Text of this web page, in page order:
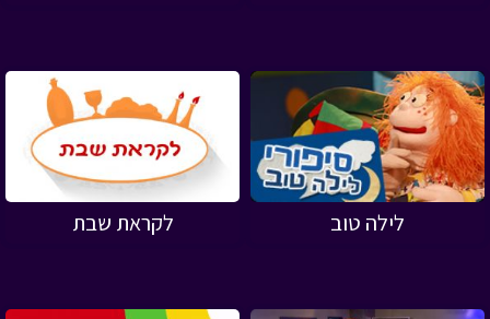
לילה טוב לקראת שבת